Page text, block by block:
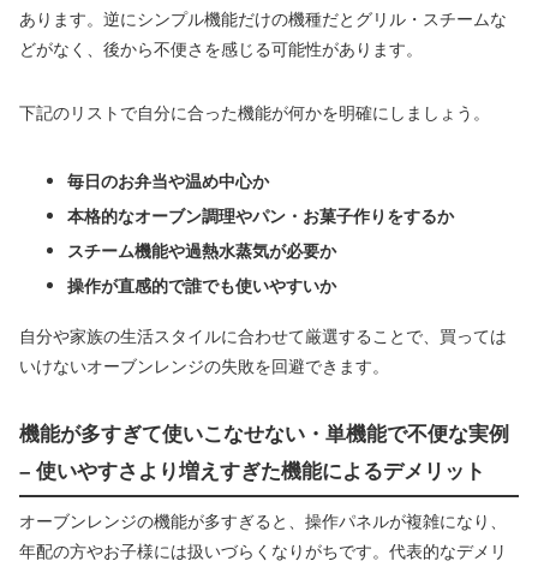
あります。逆にシンプル機能だけの機種だとグリル・スチームな
どがなく、後から不便さを感じる可能性があります。
下記のリストで自分に合った機能が何かを明確にしましょう。
毎日のお弁当や温め中心か
本格的なオーブン調理やパン・お菓子作りをするか
スチーム機能や過熱水蒸気が必要か
操作が直感的で誰でも使いやすいか
自分や家族の生活スタイルに合わせて厳選することで、買っては
いけないオーブンレンジの失敗を回避できます。
機能が多すぎて使いこなせない・単機能で不便な実例
– 使いやすさより増えすぎた機能によるデメリット
オーブンレンジの機能が多すぎると、操作パネルが複雑になり、
年配の方やお子様には扱いづらくなりがちです。代表的なデメリ